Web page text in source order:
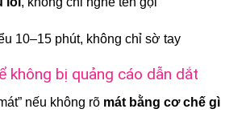
10–15 phút, không chỉ sờ tay
không bị quảng cáo dẫn dắt
nếu không rõ mát bằng cơ chế gì